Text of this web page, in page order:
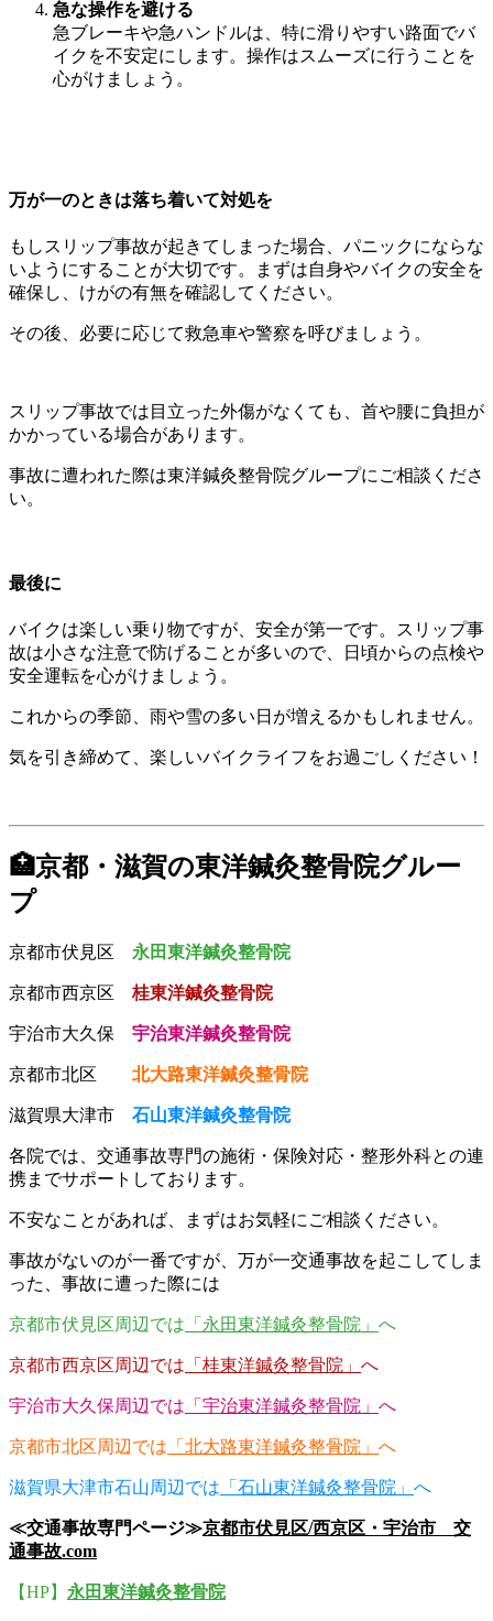
急な操作を避ける
急ブレーキや急ハンドルは、特に滑りやすい路面でバ
イクを不安定にします。操作はスムーズに行うことを
心がけましょう。
万が一のときは落ち着いて対処を
もしスリップ事故が起きてしまった場合、パニックにならな
いようにすることが大切です。まずは自身やバイクの安全を
確保し、けがの有無を確認してください。
その後、必要に応じて救急車や警察を呼びましょう。
スリップ事故では目立った外傷がなくても、首や腰に負担が
かかっている場合があります。
事故に遭われた際は東洋鍼灸整骨院グループにご相談くださ
い。
最後に
バイクは楽しい乗り物ですが、安全が第一です。スリップ事
故は小さな注意で防げることが多いので、日頃からの点検や
安全運転を心がけましょう。
これからの季節、雨や雪の多い日が増えるかもしれません。
気を引き締めて、楽しいバイクライフをお過ごしください！
🏥京都・滋賀の東洋鍼灸整骨院グルー
プ
京都市伏見区 永田東洋鍼灸整骨院
京都市西京区 桂東洋鍼灸整骨院
宇治市大久保 宇治東洋鍼灸整骨院
京都市北区 北大路東洋鍼灸整骨院
滋賀県大津市 石山東洋鍼灸整骨院
各院では、交通事故専門の施術・保険対応・整形外科との連
携までサポートしております。
不安なことがあれば、まずはお気軽にご相談ください。
事故がないのが一番ですが、万が一交通事故を起こしてしま
った、事故に遭った際には
京都市伏見区周辺では 「永田東洋鍼灸整骨院」 へ
京都市西京区周辺では 「桂東洋鍼灸整骨院」 へ
宇治市大久保周辺では 「宇治東洋鍼灸整骨院」 へ
京都市北区周辺では 「北大路東洋鍼灸整骨院」 へ
滋賀県大津市石山周辺では 「石山東洋鍼灸整骨院」 へ
≪交通事故専門ページ≫京都市伏見区/西京区・宇治市 交
通事故.com
【HP】 永田東洋鍼灸整骨院